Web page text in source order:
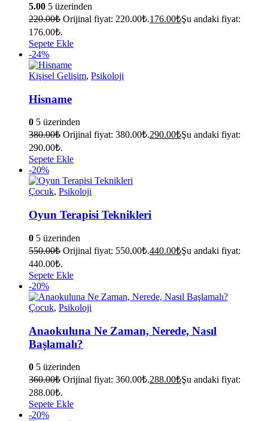
5.00 5 üzerinden
220.00₺ Orijinal fiyat: 220.00₺.176.00₺Şu andaki fiyat:
176.00₺.
Sepete Ekle
-24%
Kişisel Gelişim, Psikoloji
Hisname
0 5 üzerinden
380.00₺ Orijinal fiyat: 380.00₺.290.00₺Şu andaki fiyat:
290.00₺.
Sepete Ekle
-20%
Çocuk, Psikoloji
Oyun Terapisi Teknikleri
0 5 üzerinden
550.00₺ Orijinal fiyat: 550.00₺.440.00₺Şu andaki fiyat:
440.00₺.
Sepete Ekle
-20%
Çocuk, Psikoloji
Anaokuluna Ne Zaman, Nerede, Nasıl
Başlamalı?
0 5 üzerinden
360.00₺ Orijinal fiyat: 360.00₺.288.00₺Şu andaki fiyat:
288.00₺.
Sepete Ekle
-20%